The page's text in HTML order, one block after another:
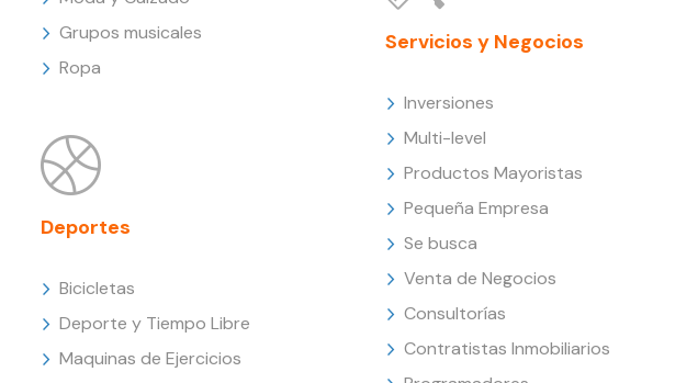
Grupos musicales
Ropa
Deportes
Bicicletas
Deporte y Tiempo Libre
Maquinas de Ejercicios
Servicios y Negocios
Inversiones
Multi-level
Productos Mayoristas
Pequeña Empresa
Se busca
Venta de Negocios
Consultorías
Contratistas Inmobiliarios